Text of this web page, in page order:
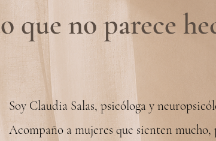
que no parece
Soy Claudia Salas, psicóloga y
Acompaño a mujeres que sienten